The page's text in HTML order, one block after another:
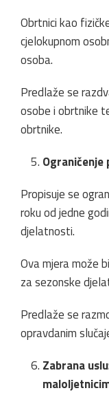
Obrtnici kao
cjelokupnom
osoba.
Predlaže se
osobe i obrtnike
obrtnike.
Ograničenje
Propisuje se
roku od jedne
djelatnosti.
Ova mjera može
za sezonske
Predlaže se
opravdanim
Zabrana